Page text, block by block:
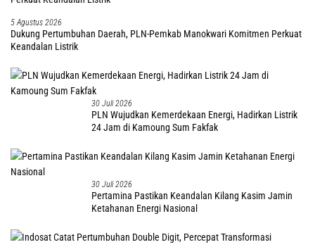
5 Agustus 2026
Dukung Pertumbuhan Daerah, PLN-Pemkab Manokwari Komitmen Perkuat
Keandalan Listrik
30 Juli 2026
PLN Wujudkan Kemerdekaan Energi, Hadirkan Listrik
24 Jam di Kamoung Sum Fakfak
30 Juli 2026
Pertamina Pastikan Keandalan Kilang Kasim Jamin
Ketahanan Energi Nasional